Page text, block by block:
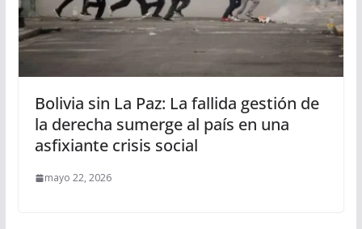
Bolivia sin La Paz: La fallida gestión de
la derecha sumerge al país en una
asfixiante crisis social
mayo 22, 2026